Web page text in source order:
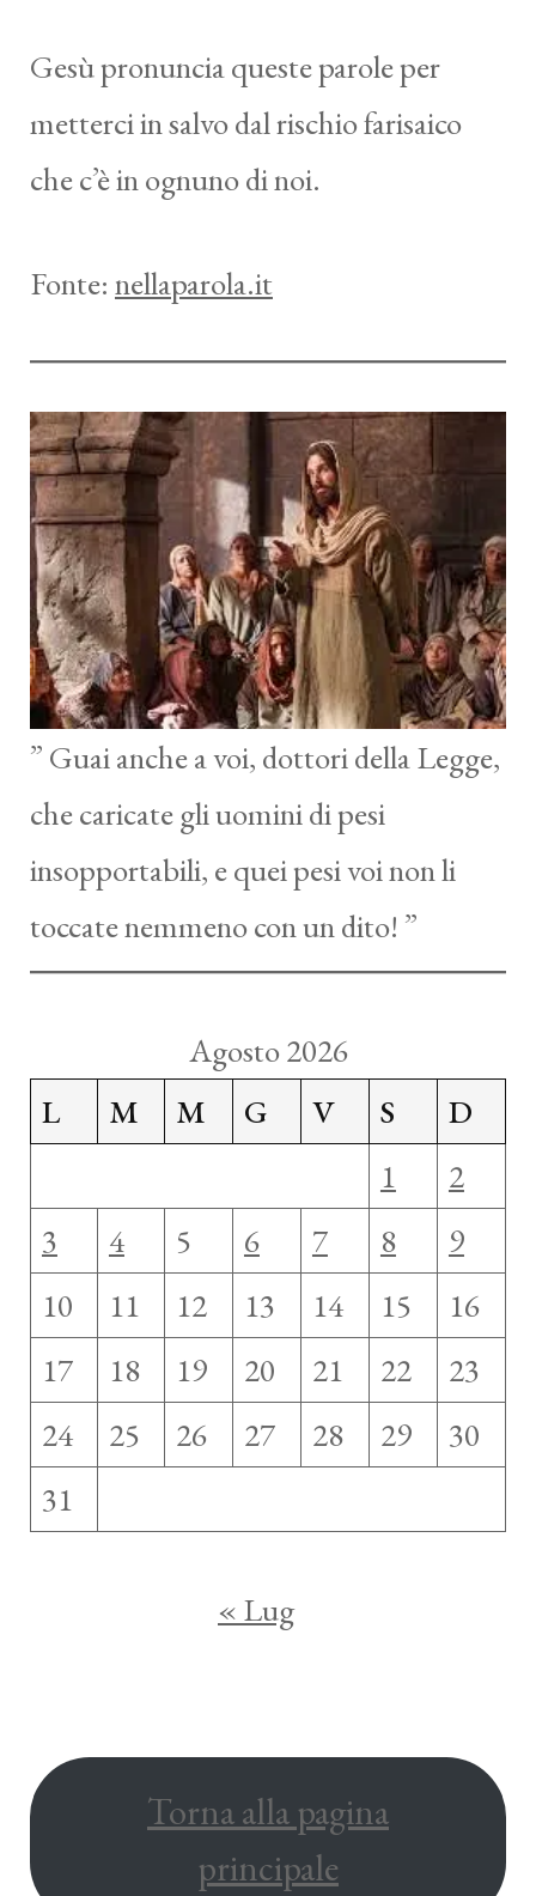
Gesù pronuncia queste parole per
metterci in salvo dal rischio farisaico
che c’è in ognuno di noi.
Fonte: nellaparola.it
” Guai anche a voi, dottori della Legge,
che caricate gli uomini di pesi
insopportabili, e quei pesi voi non li
toccate nemmeno con un dito! ”
Agosto 2026
L
M M G V S
D
1
2
3
4 5 6 7 8
9
10
11 12 13 14 15
16
17
18 19 20 21 22
23
24
25 26 27 28 29
30
31
« Lug
Torna alla pagina
principale